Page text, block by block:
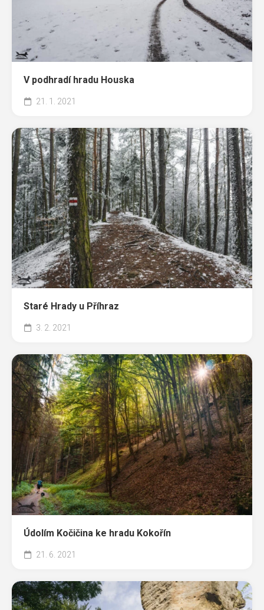
V podhradí hradu Houska
21. 1. 2021
Staré Hrady u Příhraz
3. 2. 2021
Údolím Kočičina ke hradu Kokořín
21. 6. 2021